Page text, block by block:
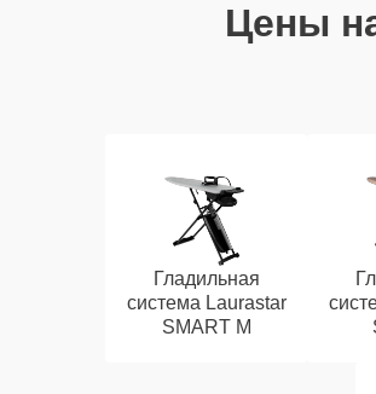
Цены
Гладильная
система Laurastar
SMART M